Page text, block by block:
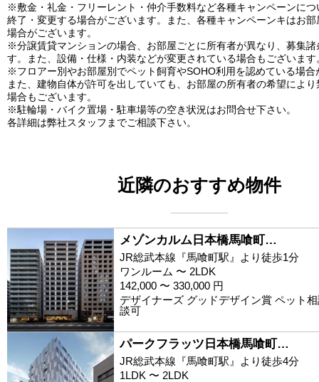
※敷金・礼金・フリーレント・仲介手数料など各種キャンペーンにつ
終了・変更する場合がございます。また、各種キャンペーンキはお
場合がございます。
※分譲賃貸マンションの場合、お部屋ごとに所有者が異なり、募集諸
す。また、設備・仕様・内装などが変更されている場合もございます
※フロアー別やお部屋別でペット飼育やSOHO利用を認めている場合
また、建物自体が許可を出していても、お部屋の所有者の希望によ
場合もございます。
※駐輪場・バイク置場・駐車場等の空き状況はお問合せ下さい。
各詳細は弊社スタッフまでご相談下さい。
近隣のおすすめ物件
メゾンカルム日本橋馬喰町…
JR総武本線『馬喰町駅』より徒歩1分
ワンルーム 〜 2LDK
142,000 〜 330,000 円
デザイナーズ グッドデザイン賞 ペット
談可
パークフラッツ日本橋馬喰町…
JR総武本線『馬喰町駅』より徒歩4分
1LDK 〜 2LDK